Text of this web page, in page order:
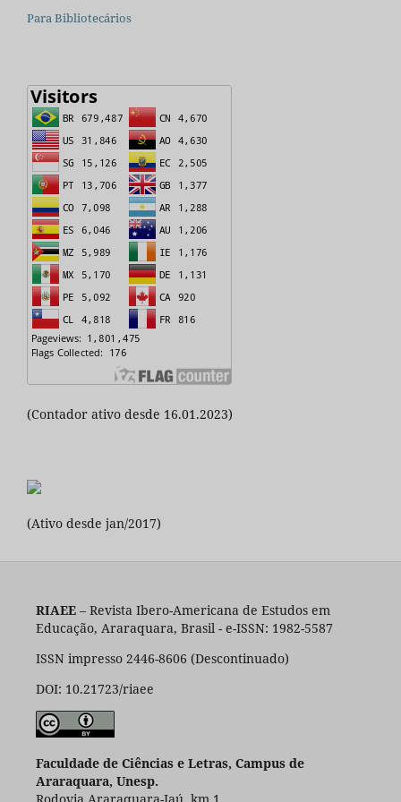
Para Bibliotecários
(Contador ativo desde 16.01.2023)
(Ativo desde jan/2017)
RIAEE– Revista Ibero-Americana de Estudos em
Educação, Araraquara, Brasil - e-ISSN: 1982-5587
ISSN impresso 2446-8606 (Descontinuado)
DOI: 10.21723/riaee
Faculdade de Ciências e Letras, Campus de
Araraquara, Unesp.